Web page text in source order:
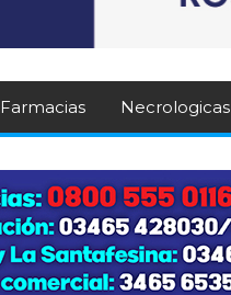
Farmacias Necrologicas